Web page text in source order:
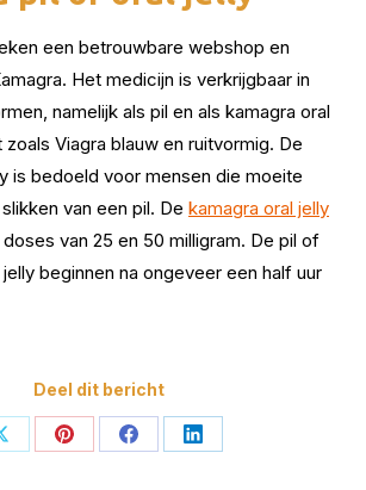
een betrouwbare webshop en
Het medicijn is verkrijgbaar in
namelijk als pil en als kamagra oral
zoals Viagra blauw en ruitvormig. De
is bedoeld voor mensen die moeite
van een pil. De kamagra oral jelly
van 25 en 50 milligram. De pil of
beginnen na ongeveer een half uur
Deel dit bericht
Deel
Deel
Deel